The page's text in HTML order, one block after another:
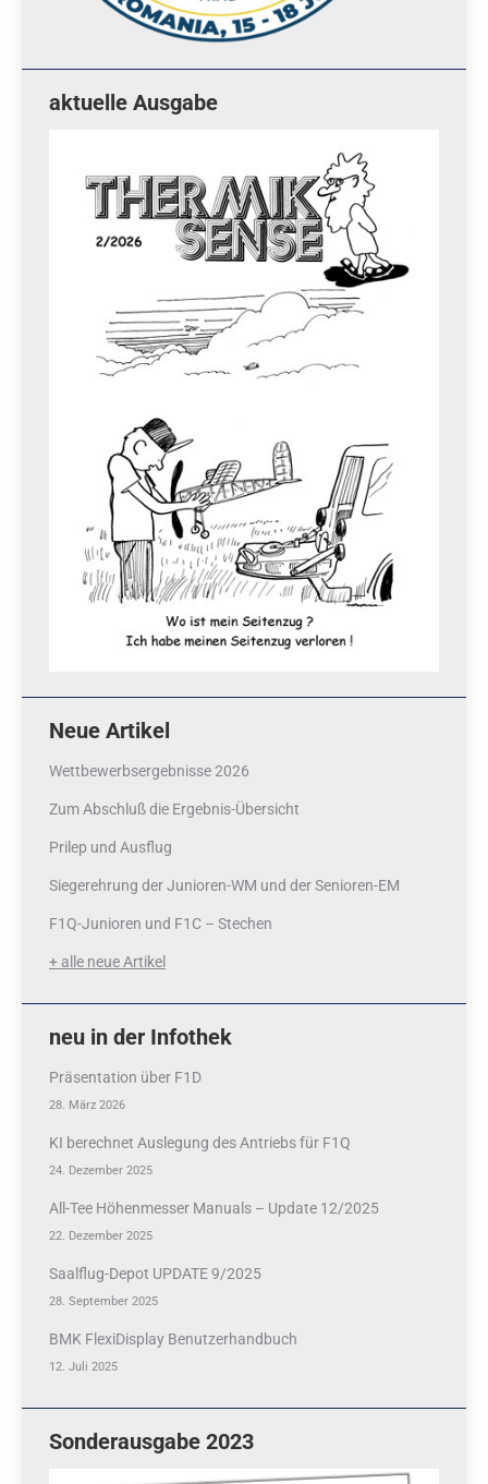
aktuelle Ausgabe
Neue Artikel
Wettbewerbsergebnisse 2026
Zum Abschluß die Ergebnis-Übersicht
Prilep und Ausflug
Siegerehrung der Junioren-WM und der Senioren-EM
F1Q-Junioren und F1C – Stechen
+ alle neue Artikel
neu in der Infothek
Präsentation über F1D
28. März 2026
KI berechnet Auslegung des Antriebs für F1Q
24. Dezember 2025
All-Tee Höhenmesser Manuals – Update 12/2025
22. Dezember 2025
Saalflug-Depot UPDATE 9/2025
28. September 2025
BMK FlexiDisplay Benutzerhandbuch
12. Juli 2025
Sonderausgabe 2023